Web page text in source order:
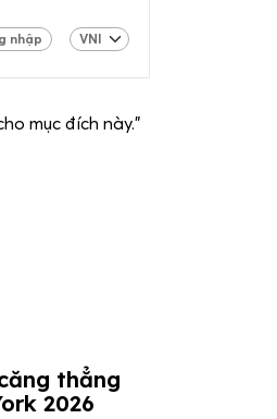
nhập
mục đích này."
thẳng
2026